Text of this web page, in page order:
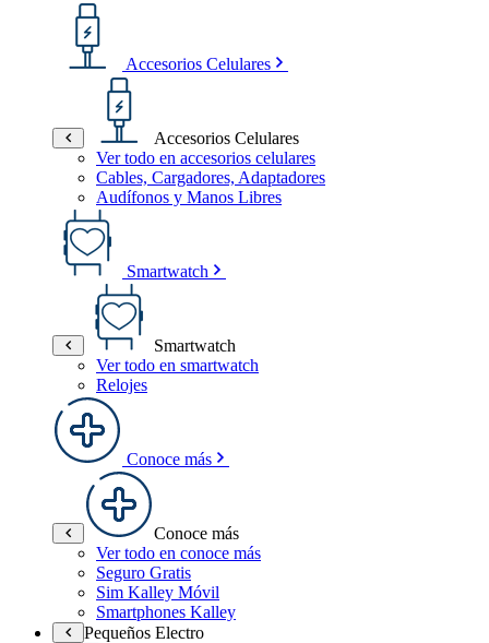
Accesorios Celulares
Accesorios Celulares
Ver todo en accesorios celulares
Cables, Cargadores, Adaptadores
Audífonos y Manos Libres
Smartwatch
Smartwatch
Ver todo en smartwatch
Relojes
Conoce más
Conoce más
Ver todo en conoce más
Seguro Gratis
Sim Kalley Móvil
Smartphones Kalley
Pequeños Electro